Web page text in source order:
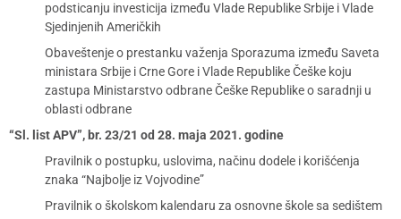
podsticanju investicija između Vlade Republike Srbije i Vlade
Sjedinjenih Američkih
Obaveštenje o prestanku važenja Sporazuma između Saveta
ministara Srbije i Crne Gore i Vlade Republike Češke koju
zastupa Ministarstvo odbrane Češke Republike o saradnji u
oblasti odbrane
“Sl. list APV”, br. 23/21 od 28. maja 2021. godine
Pravilnik o postupku, uslovima, načinu dodele i korišćenja
znaka “Najbolje iz Vojvodine”
Pravilnik o školskom kalendaru za osnovne škole sa sedištem